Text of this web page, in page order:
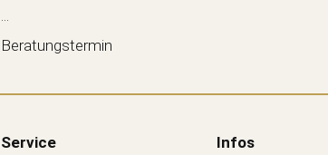
Beratungstermin
Service
Infos